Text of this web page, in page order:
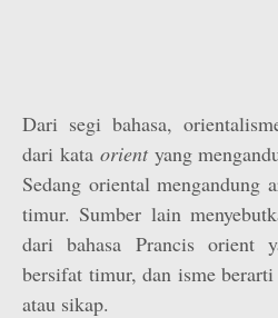
Dari segi bahasa,
dari kata orientyang
Sedang oriental mengandung
timur. Sumber lain
dari bahasa Prancis orient
bersifat timur, dan isme
atau sikap.